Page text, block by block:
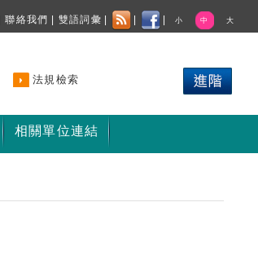
聯絡我們 雙語詞彙 小 中 大
法規檢索
相關單位連結